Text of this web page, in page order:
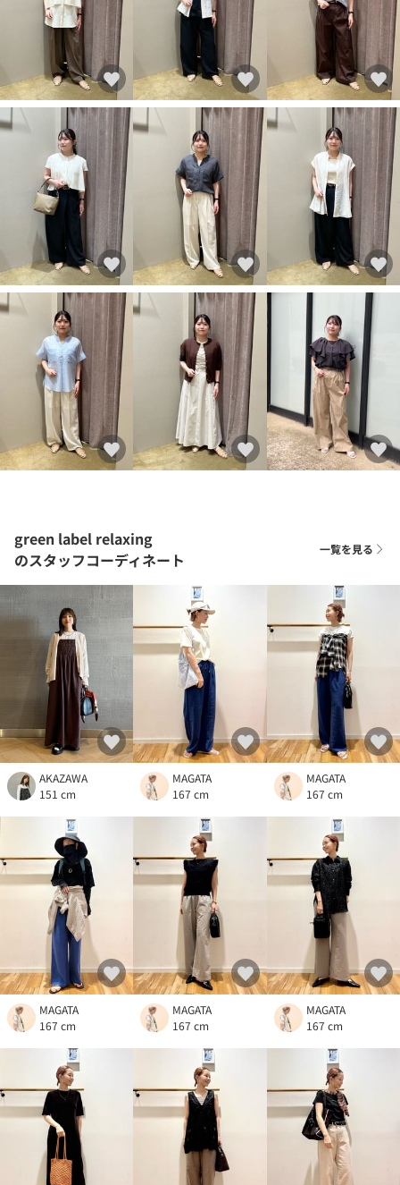
green label relaxing
のスタッフコーディネート
一覧を見る
AKAZAWA
151 cm
MAGATA
167 cm
MAGATA
167 cm
MAGATA
167 cm
MAGATA
167 cm
MAGATA
167 cm